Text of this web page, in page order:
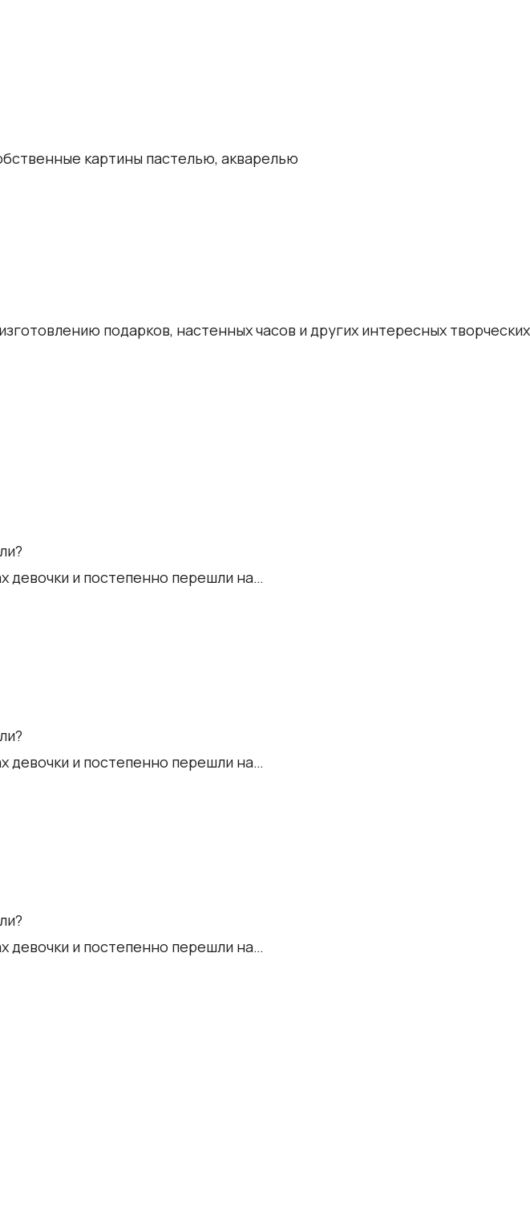
картины пастелью, акварелью
подарков, настенных часов и других интересных творческих
девочки и постепенно перешли на…
девочки и постепенно перешли на…
девочки и постепенно перешли на…